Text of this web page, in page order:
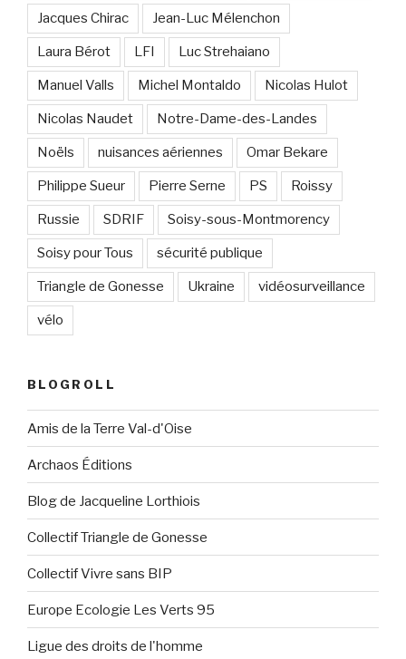
Jacques Chirac Jean-Luc Mélenchon
Laura Bérot LFI Luc Strehaiano
Manuel Valls Michel Montaldo Nicolas Hulot
Nicolas Naudet Notre-Dame-des-Landes
Noëls nuisances aériennes Omar Bekare
Philippe Sueur Pierre Serne PS Roissy
Russie SDRIF Soisy-sous-Montmorency
Soisy pour Tous sécurité publique
Triangle de Gonesse Ukraine vidéosurveillance
vélo
BLOGROLL
Amis de la Terre Val-d'Oise
Archaos Éditions
Blog de Jacqueline Lorthiois
Collectif Triangle de Gonesse
Collectif Vivre sans BIP
Europe Ecologie Les Verts 95
Ligue des droits de l'homme